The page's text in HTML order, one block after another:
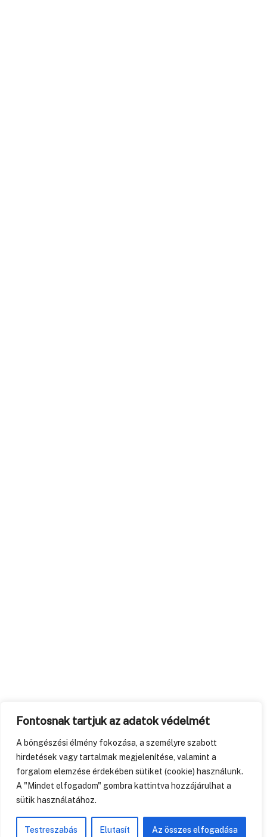
Fontosnak tartjuk az adatok védelmét
A böngészési élmény fokozása, a személyre szabott
hirdetések vagy tartalmak megjelenítése, valamint a
forgalom elemzése érdekében sütiket (cookie) használunk.
A "Mindet elfogadom" gombra kattintva hozzájárulhat a
sütik használatához.
Testreszabás Elutasít Az összes elfogadása